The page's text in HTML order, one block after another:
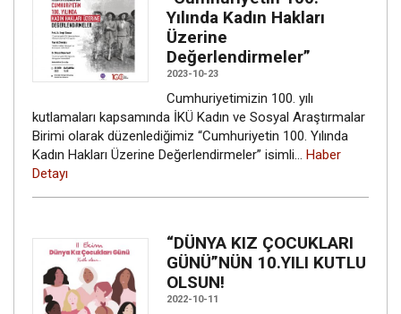
Yılında Kadın Hakları
Üzerine
Değerlendirmeler”
2023-10-23
Cumhuriyetimizin 100. yılı
kutlamaları kapsamında İKÜ Kadın ve Sosyal Araştırmalar
Birimi olarak düzenlediğimiz “Cumhuriyetin 100. Yılında
Kadın Hakları Üzerine Değerlendirmeler” isimli… Haber
Detayı
“DÜNYA KIZ ÇOCUKLARI
GÜNÜ”NÜN 10.YILI KUTLU
OLSUN!
2022-10-11